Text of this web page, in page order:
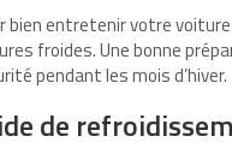
bien entretenir votre
froides. Une bonne
pendant les mois d’hiver.
de